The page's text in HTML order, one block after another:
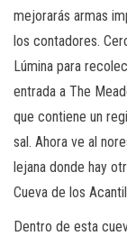
mejorarás armas
los contadores.
Lúmina para
entrada a The
que contiene un
sal. Ahora ve al
lejana donde hay
Cueva de los
Dentro de esta